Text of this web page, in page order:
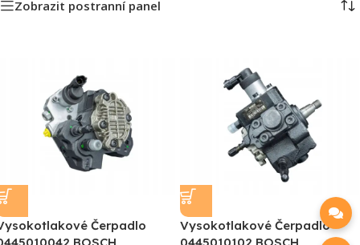
Zobrazit postranní panel
Čerpadlo
Vysokotlakové Čerpadlo